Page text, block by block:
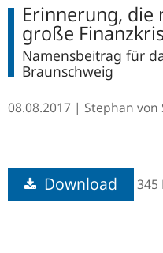
Erinnerung, die
große
Namensbeitrag für
Braunschweig
08.08.2017 Stephan von
Download 345